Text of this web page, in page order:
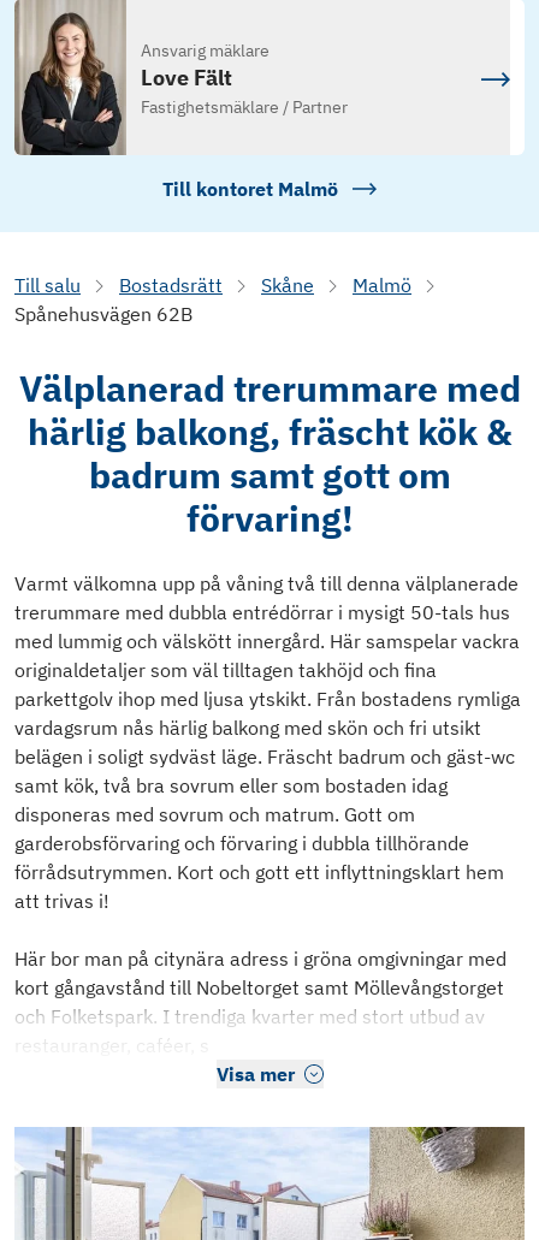
Ansvarig mäklare
Love Fält
Fastighetsmäklare / Partner
Till kontoret Malmö
Till salu Bostadsrätt Skåne
Malmö
Spånehusvägen 62B
Välplanerad trerummare med
härlig balkong, fräscht kök &
badrum samt gott om
förvaring!
Varmt välkomna upp på våning två till denna välplanerade
trerummare med dubbla entrédörrar i mysigt 50-tals hus
med lummig och välskött innergård. Här samspelar vackra
originaldetaljer som väl tilltagen takhöjd och fina
parkettgolv ihop med ljusa ytskikt. Från bostadens rymliga
vardagsrum nås härlig balkong med skön och fri utsikt
belägen i soligt sydväst läge. Fräscht badrum och gäst-wc
samt kök, två bra sovrum eller som bostaden idag
disponeras med sovrum och matrum. Gott om
garderobsförvaring och förvaring i dubbla tillhörande
förrådsutrymmen. Kort och gott ett inflyttningsklart hem
att trivas i!
Här bor man på citynära adress i gröna omgivningar med
kort gångavstånd till Nobeltorget samt Möllevångstorget
och Folketspark. I trendiga kvarter med stort utbud av
restauranger, caféer, s
Visa mer